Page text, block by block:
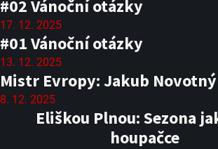
#02 Vánoční otázky
17. 12. 2025
#01 Vánoční otázky
13. 12. 2025
Mistr Evropy: Jakub Novotný
8. 12. 2025
Eliškou Plnou: Sezona
houpačce